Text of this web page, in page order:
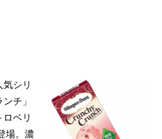
シリ
チ」
ベリ
場。濃